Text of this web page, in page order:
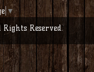
▼
Reserved.